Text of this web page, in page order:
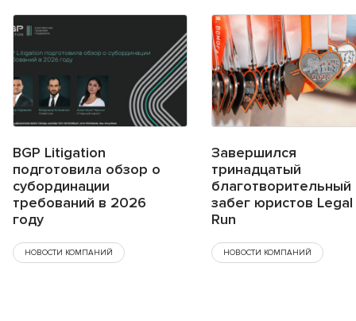
BGP Litigation
подготовила обзор о
субординации
требований в 2026
году
НОВОСТИ КОМПАНИЙ
Завершился
тринадцатый
благотворительный
забег юристов Legal
Run
НОВОСТИ КОМПАНИЙ